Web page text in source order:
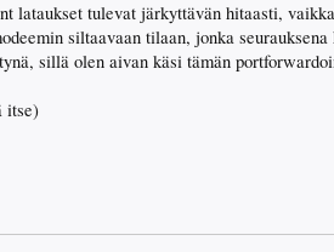
lataukset tulevat järkyttävän hitaasti,
siltaavaan tilaan, jonka
sillä olen aivan käsi tämän
itse)